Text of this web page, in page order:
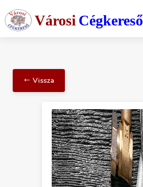
Városi Cégkereső
Vissza